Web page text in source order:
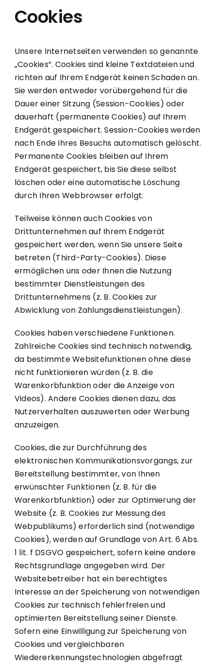
Cookies
Unsere Internetseiten verwenden so genannte
„Cookies“. Cookies sind kleine Textdateien und
richten auf Ihrem Endgerät keinen Schaden an.
Sie werden entweder vorübergehend für die
Dauer einer Sitzung (Session-Cookies) oder
dauerhaft (permanente Cookies) auf Ihrem
Endgerät gespeichert. Session-Cookies werden
nach Ende Ihres Besuchs automatisch gelöscht.
Permanente Cookies bleiben auf Ihrem
Endgerät gespeichert, bis Sie diese selbst
löschen oder eine automatische Löschung
durch Ihren Webbrowser erfolgt.
Teilweise können auch Cookies von
Drittunternehmen auf Ihrem Endgerät
gespeichert werden, wenn Sie unsere Seite
betreten (Third-Party-Cookies). Diese
ermöglichen uns oder Ihnen die Nutzung
bestimmter Dienstleistungen des
Drittunternehmens (z. B. Cookies zur
Abwicklung von Zahlungsdienstleistungen).
Cookies haben verschiedene Funktionen.
Zahlreiche Cookies sind technisch notwendig,
da bestimmte Websitefunktionen ohne diese
nicht funktionieren würden (z. B. die
Warenkorbfunktion oder die Anzeige von
Videos). Andere Cookies dienen dazu, das
Nutzerverhalten auszuwerten oder Werbung
anzuzeigen.
Cookies, die zur Durchführung des
elektronischen Kommunikationsvorgangs, zur
Bereitstellung bestimmter, von Ihnen
erwünschter Funktionen (z. B. für die
Warenkorbfunktion) oder zur Optimierung der
Website (z. B. Cookies zur Messung des
Webpublikums) erforderlich sind (notwendige
Cookies), werden auf Grundlage von Art. 6 Abs.
1 lit. f DSGVO gespeichert, sofern keine andere
Rechtsgrundlage angegeben wird. Der
Websitebetreiber hat ein berechtigtes
Interesse an der Speicherung von notwendigen
Cookies zur technisch fehlerfreien und
optimierten Bereitstellung seiner Dienste.
Sofern eine Einwilligung zur Speicherung von
Cookies und vergleichbaren
Wiedererkennungstechnologien abgefragt